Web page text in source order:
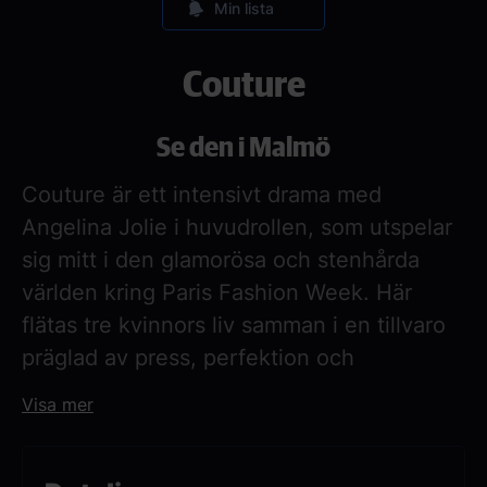
Min lista
Couture
Se den i Malmö
Couture är ett intensivt drama med
Angelina Jolie i huvudrollen, som utspelar
sig mitt i den glamorösa och stenhårda
världen kring Paris Fashion Week. Här
flätas tre kvinnors liv samman i en tillvaro
präglad av press, perfektion och
Visa mer